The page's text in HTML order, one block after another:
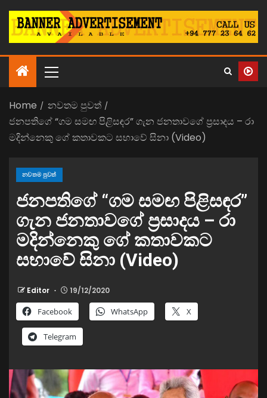
Home
නවතම පුවත්
ජනපතිගේ “ගම සමඟ පිළිසඳර” ගැන ජනතාවගේ ප්‍රසාදය – රා
මදින්නෙකු ගේ කතාවකට සභාවේ සිනා (Video)
නවතම පුවත්
ජනපතිගේ “ගම සමඟ පිළිසඳර”
ගැන ජනතාවගේ ප්‍රසාදය – රා
මදින්නෙකු ගේ කතාවකට
සභාවේ සිනා (Video)
Editor 19/12/2020
Facebook WhatsApp X
Telegram